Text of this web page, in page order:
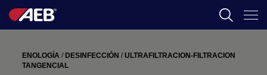
ENOLOGÍA
ENOLOGÍA / DESINFECCIÓN / ULTRAFILTRACION-FILTRACION
TANGENCIAL